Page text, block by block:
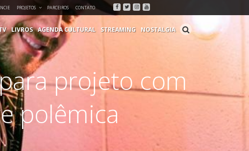
PROJETOS PARCEIROS CONTATO Facebook
Twitter
Instagram
Youtube
LIVROS AGENDA CULTURAL STREAMING NOSTALGIA
projeto com
polêmica